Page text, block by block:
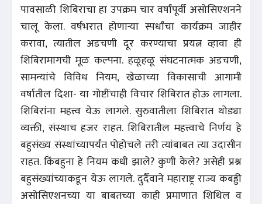
पावसाळी शिबिराचा हा उपक्रम चार वर्षांपूर्वी असोसिएशनने
चालू केला. वर्षभरात होणाऱ्या स्पर्धांचा कार्यक्रम जाहीर
करावा, त्यातील अडचणी दूर करण्याचा प्रयत्न व्हावा ही
शिबिरामागची मूळ कल्पना. हळूहळू संघटनात्मक अडचणी,
सामन्यांचे विविध नियम, खेळाच्या विकासाची आगामी
वर्षातील दिशा- या गोष्टींचाही विचार शिबिरात होऊ लागला.
शिबिरांना महत्त्व येऊ लागले. सुरुवातीला शिबिरात थोड्या
व्यक्ती, संस्थाच हजर राहत. शिबिरातील महत्त्वाचे निर्णय हे
बहुसंख्य संस्थांच्यापर्यंत पोहोचले तरी त्यांबाबत त्या उदासीन
राहत. किंबहुना हे नियम कधी झाले? कुणी केले? असेही प्रश्न
बहुसंख्यांच्याकडून येऊ लागले. दुर्दैवाने महाराष्ट्र राज्य कबड्डी
असोसिएशनच्या या बाबतच्या काही प्रमाणात शिथिल व